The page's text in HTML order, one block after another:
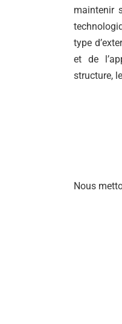
maintenir
type
et de
structure,
Nous